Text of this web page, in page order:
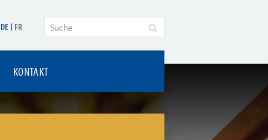
DE FR
KONTAKT